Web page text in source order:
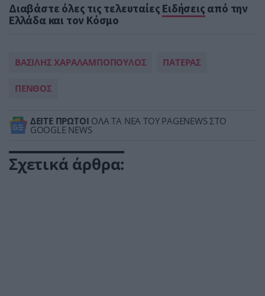
Διαβάστε όλες τις τελευταίες Ειδήσεις από την
Ελλάδα και τον Κόσμο
ΒΑΣΙΛΗΣ ΧΑΡΑΛΑΜΠΟΠΟΥΛΟΣ ΠΑΤΕΡΑΣ
ΠΕΝΘΟΣ
ΔΕΙΤΕ ΠΡΩΤΟΙ ΟΛΑ ΤΑ ΝΕΑ ΤΟΥ PAGENEWS ΣΤΟ
GOOGLE NEWS
Σχετικά άρθρα: